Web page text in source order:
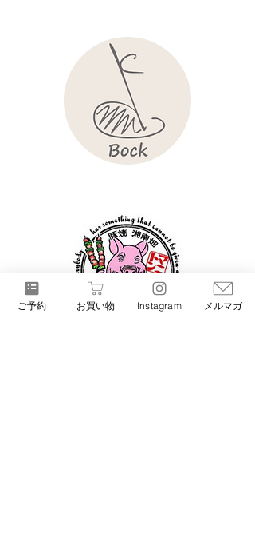
ご予約 お買い物 Instagram メルマガ